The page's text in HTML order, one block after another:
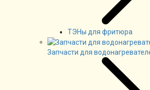
ТЭНы для фритюра
Запчасти для